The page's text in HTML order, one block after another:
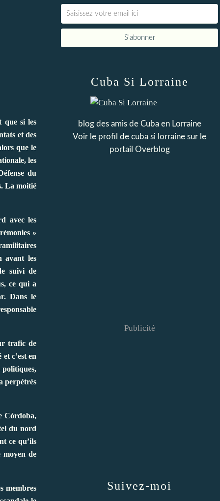
que si les
et des
que le
les
du
La moitié
avec les
»
avant les
suivi de
ce qui a
Dans le
trafic de
c’est en
politiques,
perpétrés
Córdoba,
du nord
ce qu’ils
moyen de
membres
Cuba Si Lorraine
blog des amis de Cuba en Lorraine
Voir le profil de cuba si lorraine sur le
portail Overblog
Suivez-moi
Publicité